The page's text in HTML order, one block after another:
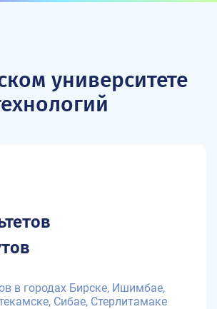
университете
в городах Бирске, Ишимбае,
Сибае, Стерлитамаке